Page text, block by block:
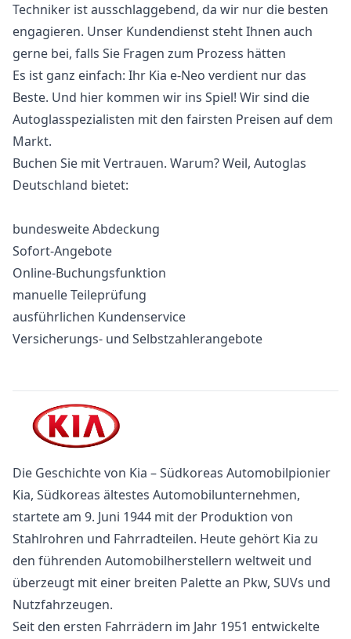
Techniker ist ausschlaggebend, da wir nur die besten
engagieren. Unser Kundendienst steht Ihnen auch
gerne bei, falls Sie Fragen zum Prozess hätten
Es ist ganz einfach: Ihr Kia e-Neo verdient nur das
Beste. Und hier kommen wir ins Spiel! Wir sind die
Autoglasspezialisten mit den fairsten Preisen auf dem
Markt.
Buchen Sie mit Vertrauen. Warum? Weil, Autoglas
Deutschland bietet:
bundesweite Abdeckung
Sofort-Angebote
Online-Buchungsfunktion
manuelle Teileprüfung
ausführlichen Kundenservice
Versicherungs- und Selbstzahlerangebote
Die Geschichte von Kia – Südkoreas Automobilpionier
Kia, Südkoreas ältestes Automobilunternehmen,
startete am 9. Juni 1944 mit der Produktion von
Stahlrohren und Fahrradteilen. Heute gehört Kia zu
den führenden Automobilherstellern weltweit und
überzeugt mit einer breiten Palette an Pkw, SUVs und
Nutzfahrzeugen.
Seit den ersten Fahrrädern im Jahr 1951 entwickelte